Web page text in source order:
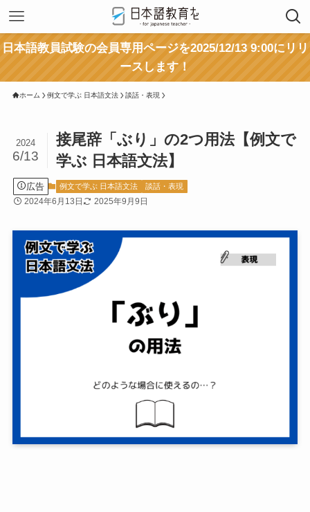
日本語教員試験の会員専用ページを2025/12/13 9:00にリリ
ースします！
ホーム 例文で学ぶ 日本語文法 談話・表現
接尾辞「ぶり」の2つ用法【例文で
学ぶ 日本語文法】
2024
6/13
広告 例文で学ぶ 日本語文法 談話・表現
2024年6月13日 2025年9月9日